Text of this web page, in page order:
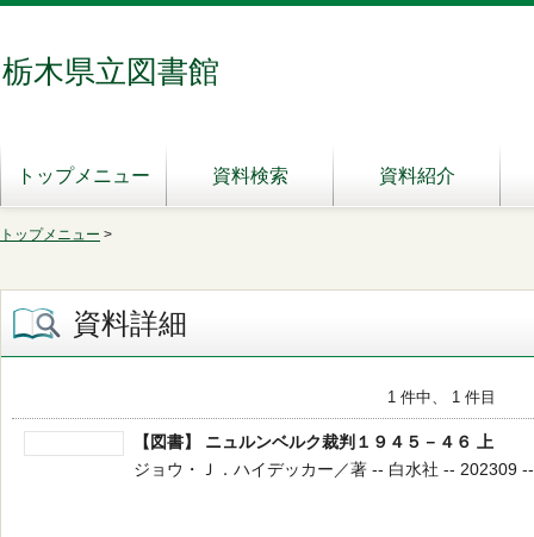
栃木県立図書館
トップメニュー 資料検索 資料紹介
トップメニュー >
資料詳細
1 件中、 1 件目
【図書】 ニュルンベルク裁判１９４５－４６ 上
ジョウ・Ｊ．ハイデッカー／著 -- 白水社 -- 202309 --